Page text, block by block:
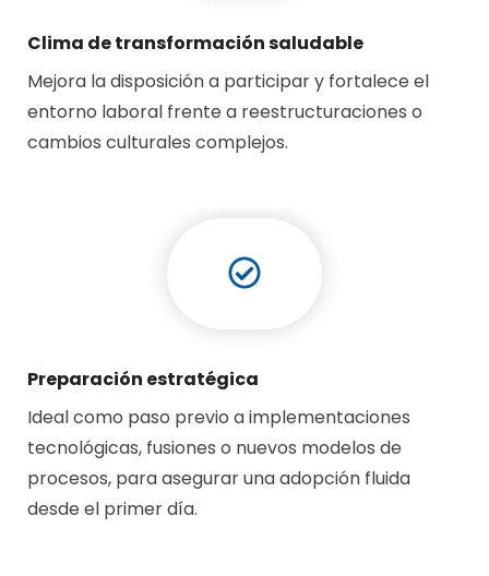
Clima de transformación saludable
Mejora la disposición a participar y fortalece el
entorno laboral frente a reestructuraciones o
cambios culturales complejos.
Preparación estratégica
Ideal como paso previo a implementaciones
tecnológicas, fusiones o nuevos modelos de
procesos, para asegurar una adopción fluida
desde el primer día.